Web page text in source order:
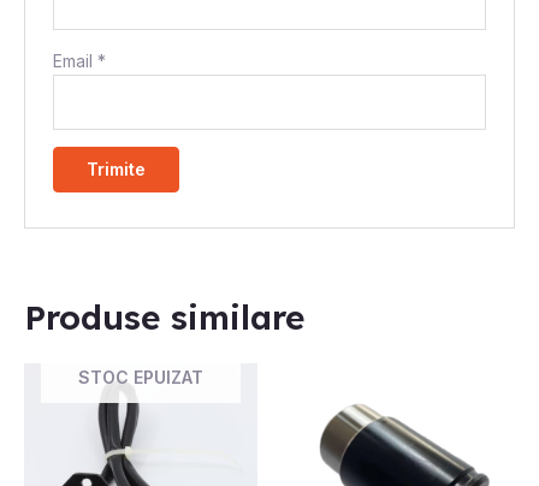
Email*
Produse similare
STOC EPUIZAT